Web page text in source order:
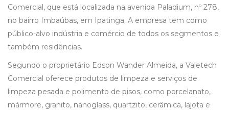
Comercial, que está localizada na avenida Paladium, nº 278,
no bairro Imbaúbas, em Ipatinga. A empresa tem como
público-alvo indústria e comércio de todos os segmentos e
também residências.
Segundo o proprietário Edson Wander Almeida, a Valetech
Comercial oferece produtos de limpeza e serviços de
limpeza pesada e polimento de pisos, como porcelanato,
mármore, granito, nanoglass, quartzito, cerâmica, lajota e